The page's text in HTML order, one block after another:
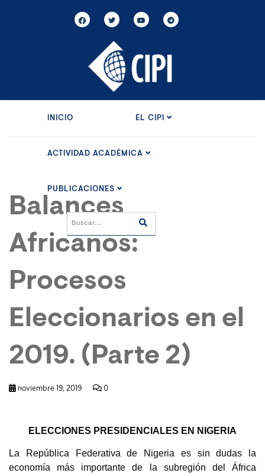
INICIO EL CIPI
ACTIVIDAD ACADÉMICA
PUBLICACIONES
Balances
Africanos:
Procesos
Eleccionarios en el
2019. (Parte 2)
noviembre 19, 2019 0
ELECCIONES PRESIDENCIALES EN NIGERIA
La República Federativa de Nigeria es sin dudas la
economía más importante de la subregión del África